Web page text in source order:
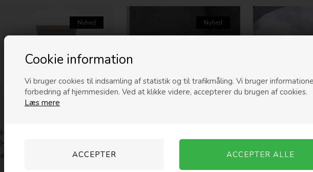
Cookie information
Vi bruger cookies til indsamling af statistik og til trafikmåling. Vi bruger
forbedring af hjemmesiden. Ved at klikke videre, accepterer du brugen af cookies.
Læs mere
Nyhed
HUMDAKIN - Balsam, Kamille &
Havtorn
45,00
Nyhed
Kamille & Havtorn